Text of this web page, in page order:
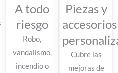
A todo
riesgo
Robo,
vandalismo,
incendio o
Piezas y
accesorios
Cubre las
mejoras de